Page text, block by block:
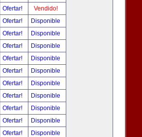
Ofertar!
Vendido!
Ofertar!
Disponible
Ofertar!
Disponible
Ofertar!
Disponible
Ofertar!
Disponible
Ofertar!
Disponible
Ofertar!
Disponible
Ofertar!
Disponible
Ofertar!
Disponible
Ofertar!
Disponible
Ofertar!
Disponible